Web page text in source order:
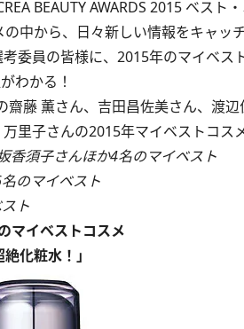
BEAUTY AWARDS 2015 ベスト
中から、日々新しい情報をキャッ
委員の皆様に、2015年のマイベス
わかる！
藤 薫さん、吉田昌佐美さん、渡
里子さんの2015年マイベストコス
香須子さんほか4名のマイベスト
のマイベスト
ト
マイベストコスメ
化粧水！」